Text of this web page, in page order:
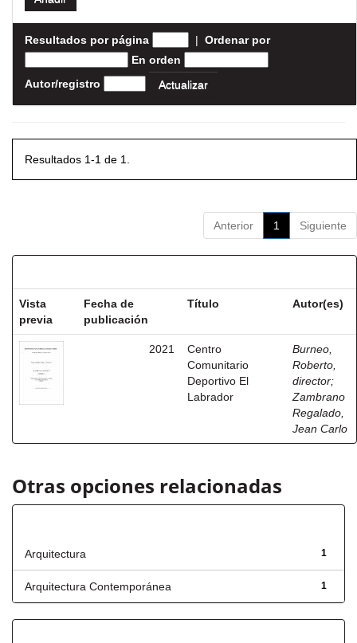
Resultados por página | Ordenar por
En orden
Autor/registro
Resultados 1-1 de 1.
Anterior 1 Siguiente
Vista
previa
Fecha de
publicación
Título Autor(es)
2021
Centro
Comunitario
Deportivo El
Labrador
Burneo,
Roberto,
director;
Zambrano
Regalado,
Jean Carlo
Otras opciones relacionadas
1
Arquitectura
1
Arquitectura Contemporánea